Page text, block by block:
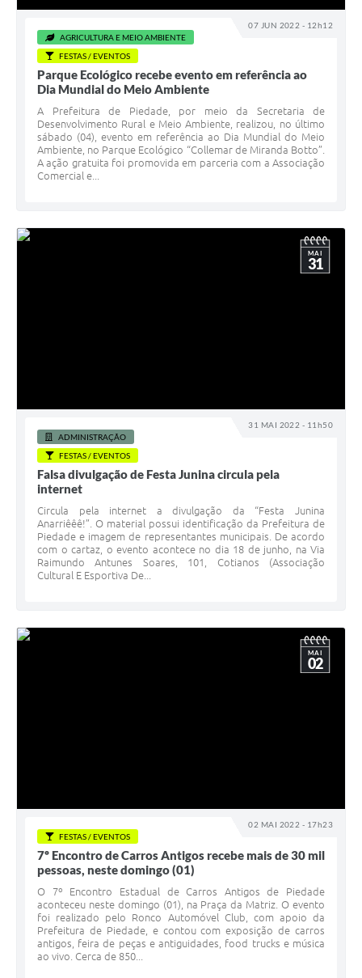
07 JUN 2022 - 12h12
AGRICULTURA E MEIO AMBIENTE
FESTAS / EVENTOS
Parque Ecológico recebe evento em referência ao
Dia Mundial do Meio Ambiente
A Prefeitura de Piedade, por meio da Secretaria de
Desenvolvimento Rural e Meio Ambiente, realizou, no último
sábado (04), evento em referência ao Dia Mundial do Meio
Ambiente, no Parque Ecológico “Collemar de Miranda Botto”.
A ação gratuita foi promovida em parceria com a Associação
Comercial e...
31 MAI 2022 - 11h50
MAI
31
ADMINISTRAÇÃO
FESTAS / EVENTOS
Falsa divulgação de Festa Junina circula pela
internet
Circula pela internet a divulgação da “Festa Junina
Anarriêêê!”. O material possui identificação da Prefeitura de
Piedade e imagem de representantes municipais. De acordo
com o cartaz, o evento acontece no dia 18 de junho, na Via
Raimundo Antunes Soares, 101, Cotianos (Associação
Cultural E Esportiva De...
02 MAI 2022 - 17h23
MAI
02
FESTAS / EVENTOS
7º Encontro de Carros Antigos recebe mais de 30 mil
pessoas, neste domingo (01)
O 7º Encontro Estadual de Carros Antigos de Piedade
aconteceu neste domingo (01), na Praça da Matriz. O evento
foi realizado pelo Ronco Automóvel Club, com apoio da
Prefeitura de Piedade, e contou com exposição de carros
antigos, feira de peças e antiguidades, food trucks e música
ao vivo. Cerca de 850...